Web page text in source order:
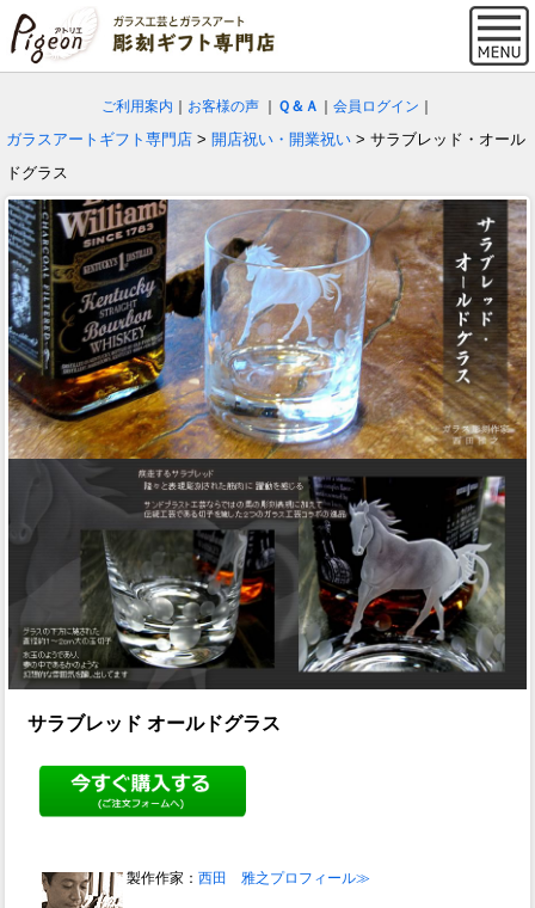
ご利用案内 お客様の声 Ｑ＆Ａ 会員ログイン
ガラスアートギフト専門店 > 開店祝い・開業祝い > サラブレッド・オール
ドグラス
サラブレッド オールドグラス
製作作家： 西田 雅之プロフィール≫